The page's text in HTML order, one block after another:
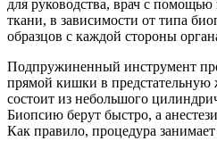
для руководства, врач с помощью
ткани, в зависимости от типа
образцов с каждой стороны
Подпружиненный инструмент
прямой кишки в предстательную
состоит из небольшого
Биопсию берут быстро, а
Как правило, процедура